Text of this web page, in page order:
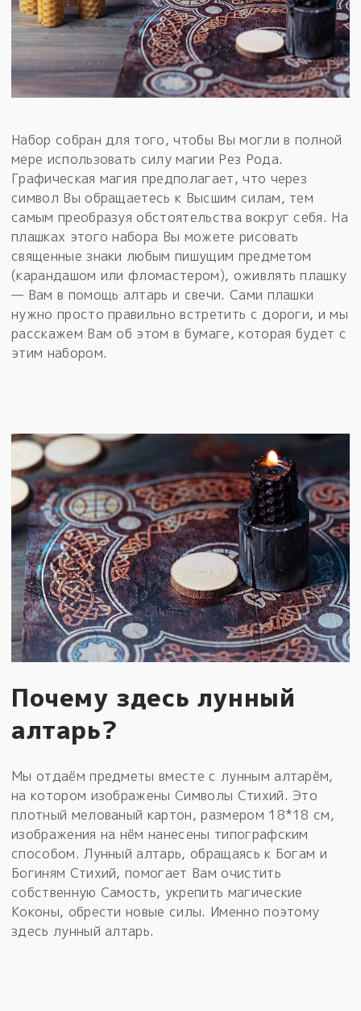
Набор собран для того, чтобы Вы могли в полной
мере использовать силу магии Рез Рода.
Графическая магия предполагает, что через
символ Вы обращаетесь к Высшим силам, тем
самым преобразуя обстоятельства вокруг себя. На
плашках этого набора Вы можете рисовать
священные знаки любым пишущим предметом
(карандашом или фломастером), оживлять плашку
— Вам в помощь алтарь и свечи. Сами плашки
нужно просто правильно встретить с дороги, и мы
расскажем Вам об этом в бумаге, которая будет с
этим набором.
Почему здесь лунный
алтарь?
Мы отдаём предметы вместе с лунным алтарём,
на котором изображены Символы Стихий. Это
плотный мелованый картон, размером 18*18 см,
изображения на нём нанесены типографским
способом. Лунный алтарь, обращаясь к Богам и
Богиням Стихий, помогает Вам очистить
собственную Самость, укрепить магические
Коконы, обрести новые силы. Именно поэтому
здесь лунный алтарь.